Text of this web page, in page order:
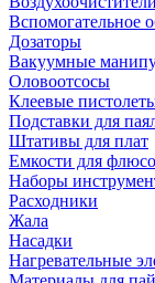
Вспомогательное
Дозаторы
Вакуумные
Оловоотсосы
Клеевые
Подставки для
Штативы для плат
Емкости для
Наборы
Расходники
Жала
Насадки
Нагревательные